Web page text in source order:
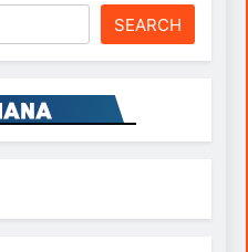
SEARCH